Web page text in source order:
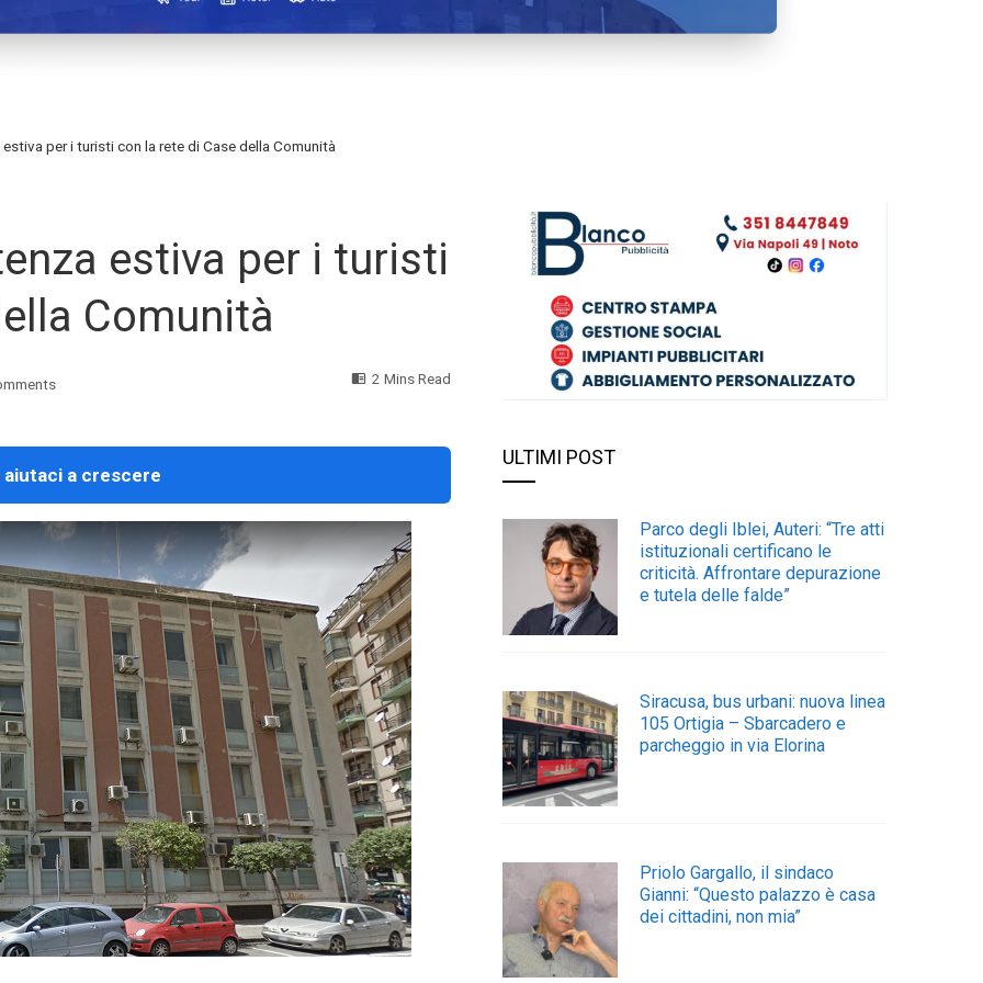
per i turisti con la rete di Case della Comunità
estiva per i turisti
Comunità
2 Mins Read
aiutaci a crescere
ULTIMI POST
Parco degli Iblei, Auteri: “Tre atti
istituzionali certificano le
criticità. Affrontare depurazione
e tutela delle falde”
Siracusa, bus urbani: nuova linea
105 Ortigia – Sbarcadero e
parcheggio in via Elorina
Priolo Gargallo, il sindaco
Gianni: “Questo palazzo è casa
dei cittadini, non mia”